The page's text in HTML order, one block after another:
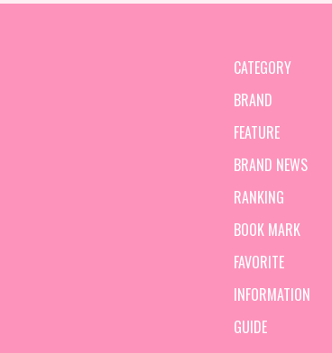
CATEGORY
BRAND
FEATURE
BRAND NEWS
RANKING
BOOK MARK
FAVORITE
INFORMATION
GUIDE